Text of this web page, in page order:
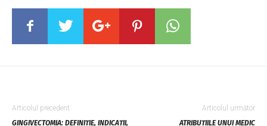
Articolul precedent
GINGIVECTOMIA: DEFINIȚIE, INDICAȚII,
Articolul următor
ATRIBUȚIILE UNUI MEDIC